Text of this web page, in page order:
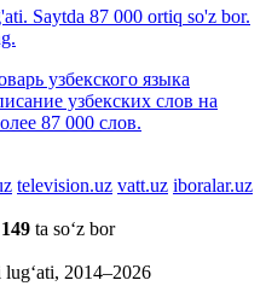
Saytda 87 000 ortiq so'z bor.
узбекского языка
узбекских слов на
87 000 слов.
television.uz vatt.uz iboralar.uz
ta so‘z bor
2014–2026